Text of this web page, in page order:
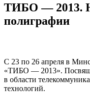
ТИБО — 2013.
полиграфии
С 23 по 26 апреля в
«ТИБО — 2013».
в области
технологий.